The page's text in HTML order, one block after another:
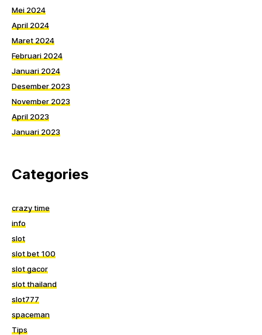
Mei 2024
April 2024
Maret 2024
Februari 2024
Januari 2024
Desember 2023
November 2023
April 2023
Januari 2023
Categories
crazy time
info
slot
slot bet 100
slot gacor
slot thailand
slot777
spaceman
Tips